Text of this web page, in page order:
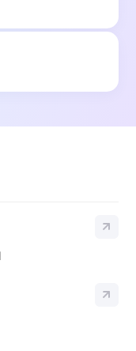
바로
바로